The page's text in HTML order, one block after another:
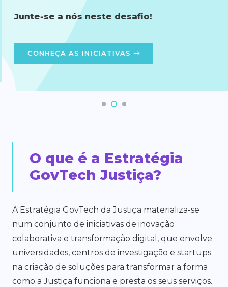
Junte-se a nós neste desafio!
CONHEÇA AS INICIATIVAS
O que é a Estratégia
GovTech Justiça?
A Estratégia GovTech da Justiça materializa-se
num conjunto de iniciativas de inovação
colaborativa e transformação digital, que envolve
universidades, centros de investigação e startups
na criação de soluções para transformar a forma
como a Justiça funciona e presta os seus serviços.